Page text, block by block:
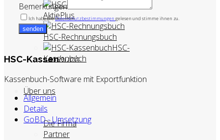
AktiePlus
HSC-Rechnungsbuch
HSC-
Kassenbuch
Über uns
Die Firma
Partner
Bemerkungen
Ich habe dieDatenschutzbestimmungen gelesen und stimme ihnen zu.
senden
HSC-Kassenbuch
Kassenbuch-Software mit Exportfunktion
Allgemein
Details
GoBD - Umsetzung